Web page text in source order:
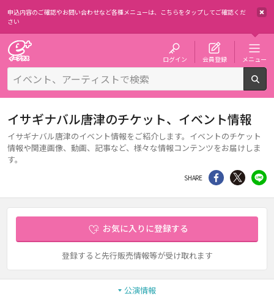
申込内容のご確認やお問い合わせなど各種メニューは、 こちらをタップしてご確認くだ
さい
ログイン 会員登録 メニュー
イサギナバル唐津のチケット、イベント情報
イサギナバル唐津のイベント情報をご紹介します。イベントのチケット
情報や関連画像、動画、記事など、様々な情報コンテンツをお届けしま
す。
SHARE シェア Twitter
お気に入りに登録する
登録すると先行販売情報等が受け取れます
公演情報